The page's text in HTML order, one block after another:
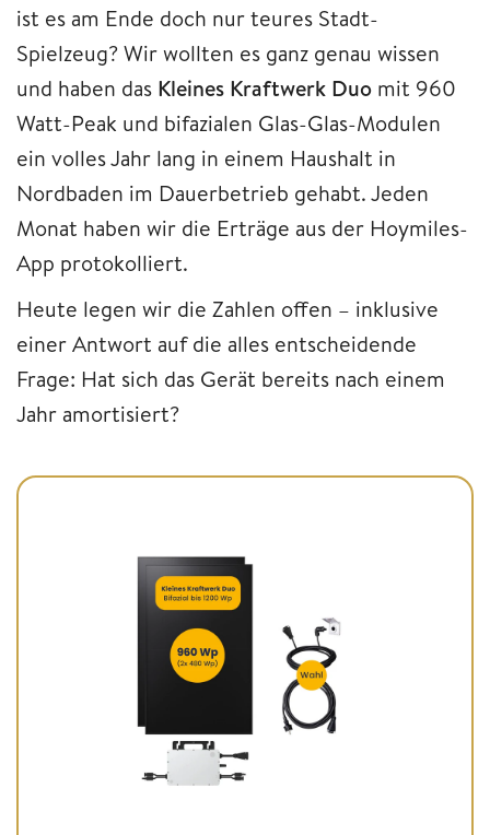
ist es am Ende doch nur teures Stadt-
Spielzeug? Wir wollten es ganz genau wissen
und haben das Kleines Kraftwerk Duo mit 960
Watt-Peak und bifazialen Glas-Glas-Modulen
ein volles Jahr lang in einem Haushalt in
Nordbaden im Dauerbetrieb gehabt. Jeden
Monat haben wir die Erträge aus der Hoymiles-
App protokolliert.
Heute legen wir die Zahlen offen – inklusive
einer Antwort auf die alles entscheidende
Frage: Hat sich das Gerät bereits nach einem
Jahr amortisiert?